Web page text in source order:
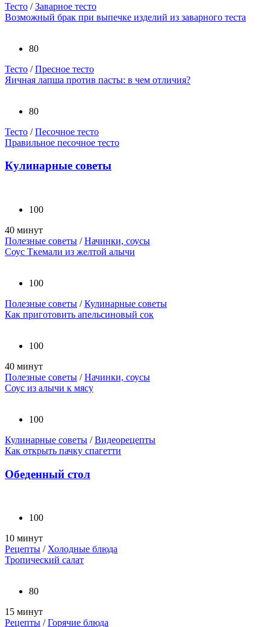
Тесто /Заварное тесто
Возможный брак при выпечке изделий из заварного теста
80
Тесто /Пресное тесто
Яичная лапша против пасты: в чем отличия?
80
Тесто /Песочное тесто
Правильное песочное тесто
Кулинарные советы
100
40 минут
Полезные советы /Начинки, соусы
Соус Ткемали из желтой алычи
100
Полезные советы /Кулинарные советы
Как приготовить апельсиновый сок
100
40 минут
Полезные советы /Начинки, соусы
Соус из алычи к мясу
100
Кулинарные советы /Видеорецепты
Как открыть пачку спагетти
Обеденный стол
100
10 минут
Рецепты /Холодные блюда
Тропический салат
80
15 минут
Рецепты /Горячие блюда